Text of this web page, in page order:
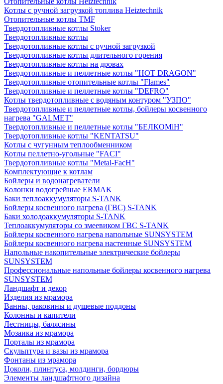
Котлы с ручной загрузкой топлива Heiztechnik
Отопительные котлы TMF
Твердотопливные котлы Stoker
Твердотопливные котлы
Твердотопливные котлы с ручной загрузкой
Твердотопливные котлы длительного горения
Твердотопливные котлы на дровах
Твердотопливные и пеллетные котлы "HOT DRAGON"
Твердотопливные отопительные котлы "Flames"
Твердотопливные и пеллетные котлы "DEFRO"
Котлы твердотопливные с водяным контуром "УЗПО"
Твердотопливные и пеллетные котлы, бойлеры косвенного
нагрева "GALMET"
Твердотопливные и пеллетные котлы "БЕЛКОМiН"
Твердотопливные котлы "KENTATSU"
Котлы с чугунным теплообменником
Котлы пеллетно-угольные "FACI"
Твердотопливные котлы "Metal-FacH"
Комплектующие к котлам
Бойлеры и водонагреватели
Колонки водогрейные ERMAK
Баки теплоаккумуляторы S-TANK
Бойлеры косвенного нагрева (ГВС) S-TANK
Баки холодоаккумуляторы S-TANK
Теплоаккумуляторы со змеевиком ГВС S-TANK
Бойлеры косвенного нагрева напольные SUNSYSTEM
Бойлеры косвенного нагрева настенные SUNSYSTEM
Напольные накопительные электрические бойлеры
SUNSYSTEM
Профессиональные напольные бойлеры косвенного нагрева
SUNSYSTEM
Ландшафт и декор
Изделия из мрамора
Ванны, раковины и душевые поддоны
Колонны и капители
Лестницы, балясины
Мозаика из мрамора
Порталы из мрамора
Скульптура и вазы из мрамора
Фонтаны из мрамора
Цоколи, плинтуса, молдинги, бордюры
Элементы ландшафтного дизайна